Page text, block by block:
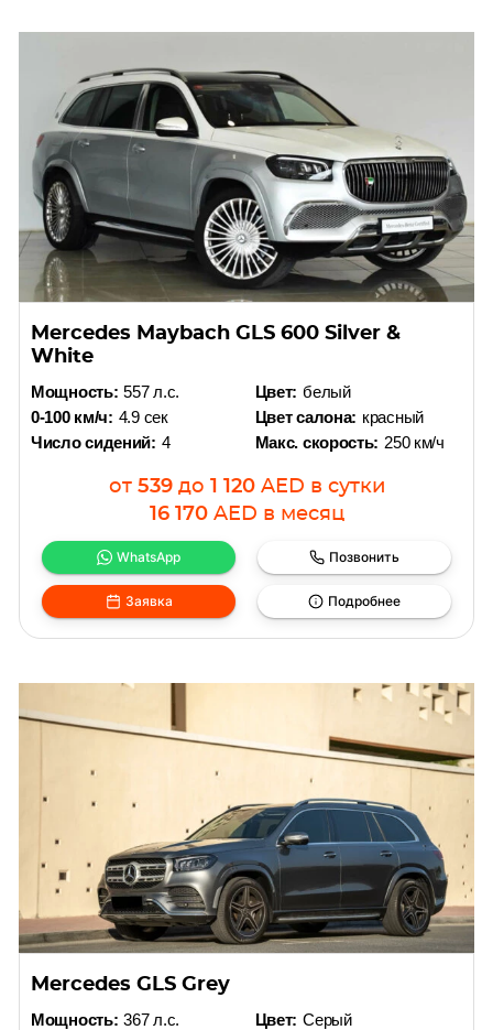
Mercedes Maybach GLS 600 Silver &
White
Мощность: 557 л.с.
0-100 км/ч: 4.9 сек
Число сидений: 4
Цвет: белый
Цвет салона: красный
Макс. скорость: 250 км/ч
от 539 до 1 120 AED в сутки
16 170 AED в месяц
WhatsApp Позвонить
Заявка Подробнее
Mercedes GLS Grey
Мощность: 367 л.с.
Цвет: Серый